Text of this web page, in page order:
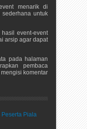
menarik di
untuk
event-event
arsip agar dapat
pada halaman
pembaca
komentar
Peserta Piala